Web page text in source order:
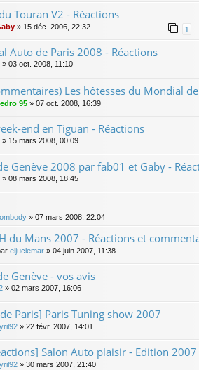
Touran V2 - Réactions
» 15 déc. 2006, 22:32 1
Auto de Paris 2008 - Réactions
» 03 oct. 2008, 11:10
Les hôtesses du Mondial
95 » 07 oct. 2008, 16:39
end en Tiguan - Réactions
» 15 mars 2008, 00:09
Genève 2008 par fab01 et Gaby -
» 08 mars 2008, 18:45
» 07 mars 2008, 22:04
du Mans 2007 - Réactions et
eljuclemar » 04 juin 2007, 11:38
Genève - vos avis
» 02 mars 2007, 16:06
Paris] Paris Tuning show 2007
» 22 févr. 2007, 14:01
Salon Auto plaisir - Edition 2007
» 30 mars 2007, 21:40